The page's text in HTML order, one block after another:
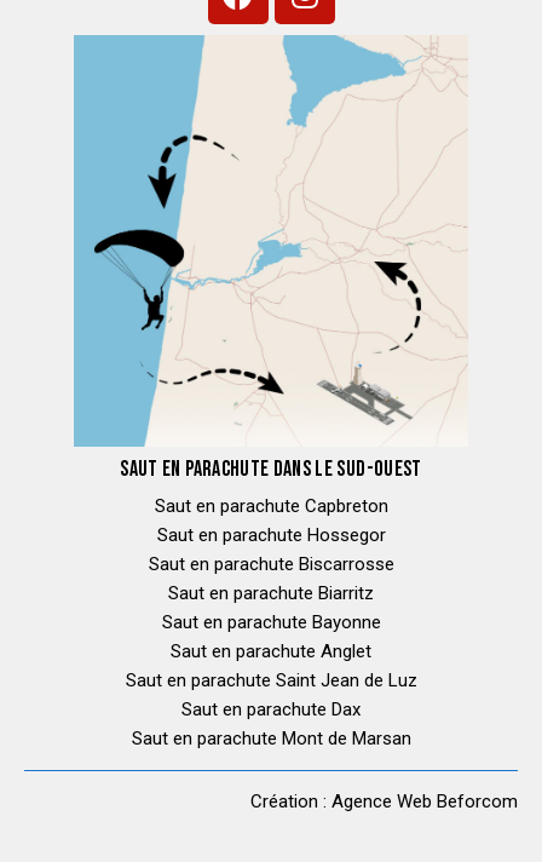
SAUT EN PARACHUTE DANS LE SUD-OUEST
Saut en parachute Capbreton
Saut en parachute Hossegor
Saut en parachute Biscarrosse
Saut en parachute Biarritz
Saut en parachute Bayonne
Saut en parachute Anglet
Saut en parachute Saint Jean de Luz
Saut en parachute Dax
Saut en parachute Mont de Marsan
Création : Agence Web Beforcom